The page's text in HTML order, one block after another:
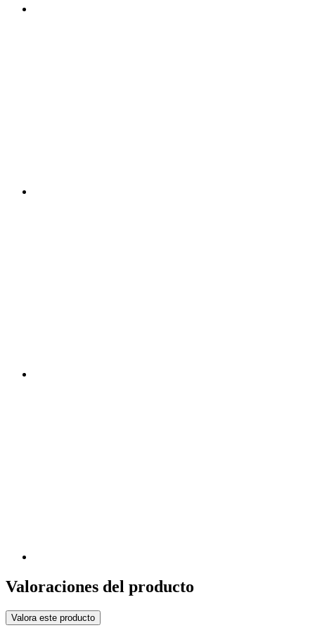
Valoraciones del producto
Valora este producto